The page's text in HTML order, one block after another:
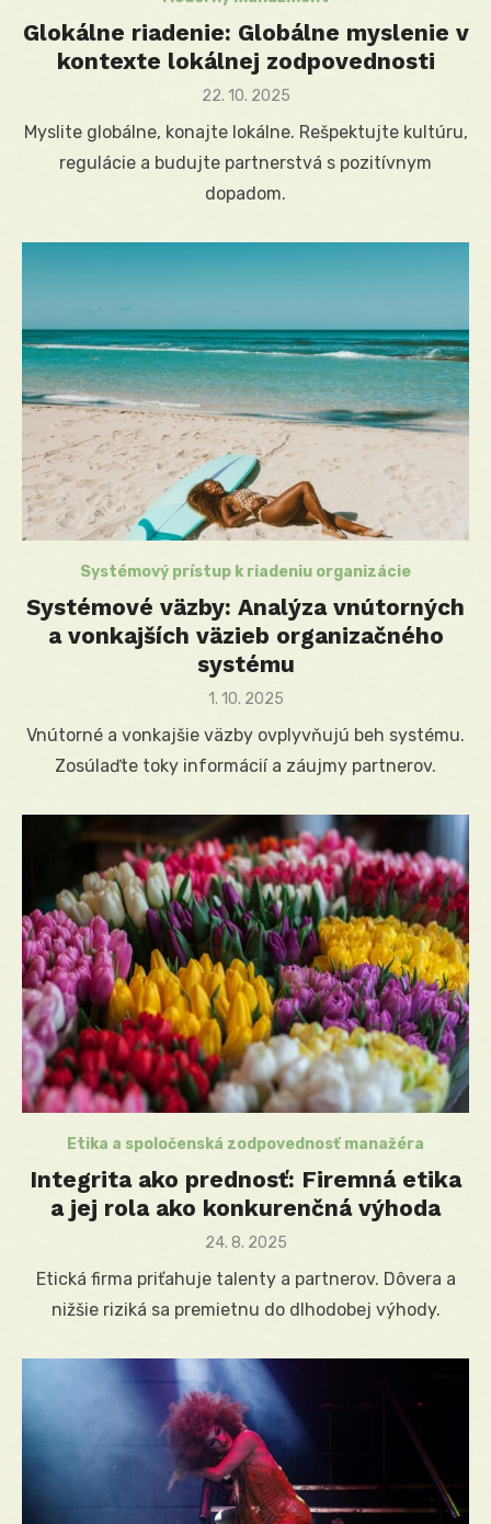
Glokálne riadenie: Globálne myslenie v
kontexte lokálnej zodpovednosti
Posted
22. 10. 2025
Myslite globálne, konajte lokálne. Rešpektujte kultúru,
regulácie a budujte partnerstvá s pozitívnym
dopadom.
Systémový prístup k riadeniu organizácie
Systémové väzby: Analýza vnútorných
a vonkajších väzieb organizačného
systému
Posted
1. 10. 2025
Vnútorné a vonkajšie väzby ovplyvňujú beh systému.
Zosúlaďte toky informácií a záujmy partnerov.
Etika a spoločenská zodpovednosť manažéra
Integrita ako prednosť: Firemná etika
a jej rola ako konkurenčná výhoda
Posted
24. 8. 2025
Etická firma priťahuje talenty a partnerov. Dôvera a
nižšie riziká sa premietnu do dlhodobej výhody.